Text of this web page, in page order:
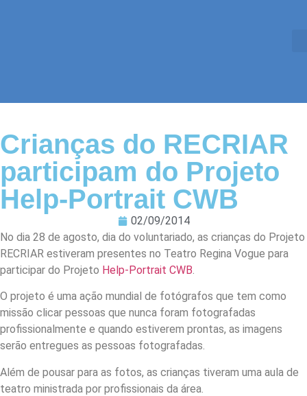
Crianças do RECRIAR
participam do Projeto
Help-Portrait CWB
02/09/2014
No dia 28 de agosto, dia do voluntariado, as crianças do Projeto
RECRIAR estiveram presentes no Teatro Regina Vogue para
participar do Projeto Help-Portrait CWB.
O projeto é uma ação mundial de fotógrafos que tem como
missão clicar pessoas que nunca foram fotografadas
profissionalmente e quando estiverem prontas, as imagens
serão entregues as pessoas fotografadas.
Além de pousar para as fotos, as crianças tiveram uma aula de
teatro ministrada por profissionais da área.